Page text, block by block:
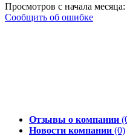
Просмотров с начала месяца:
Сообщить об ошибке
Отзывы о компании
Новости компании (0)